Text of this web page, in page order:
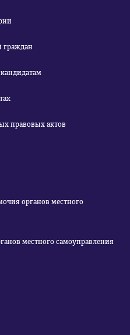
граждан
правовых актов
органов местного
местного самоуправления